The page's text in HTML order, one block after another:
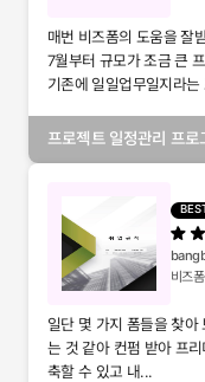
매번 비즈폼의 도움을 잘
7월부터 규모가 조금 큰
기존에 일일업무일지라
프로젝트 일정관리 프
비즈
일단 몇 가지 폼들을 찾아
는 것 같아 컨펌 받아 프
축할 수 있고 내...